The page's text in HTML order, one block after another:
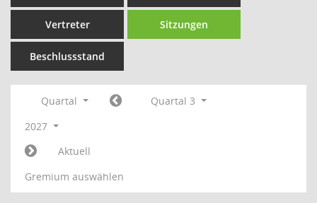
Vertreter Sitzungen
Beschlussstand
Quartal
Quartal 3
2027
Aktuell
Gremium auswählen